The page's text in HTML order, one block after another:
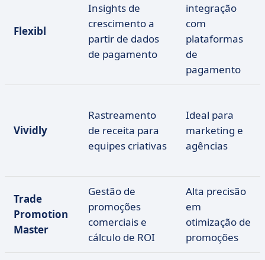
Flexibl
Insights de
crescimento a
partir de dados
de pagamento
integração
com
plataformas
de
pagamento
Vividly
Rastreamento
de receita para
equipes criativas
Ideal para
marketing e
agências
Trade
Promotion
Master
Gestão de
promoções
comerciais e
cálculo de ROI
Alta precisão
em
otimização de
promoções